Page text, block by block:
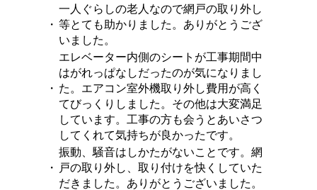
・
一人ぐらしの老人なので網戸の取り外し
等とても助かりました。ありがとうござ
いました。
・
エレベーター内側のシートが工事期間中
はがれっぱなしだったのが気になりまし
た。エアコン室外機取り外し費用が高く
てびっくりしました。その他は大変満足
しています。工事の方も会うとあいさつ
してくれて気持ちが良かったです。
・
振動、騒音はしかたがないことです。網
戸の取り外し、取り付けを快くしていた
だきました。ありがとうございました。